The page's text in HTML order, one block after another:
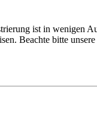
ist in
Beachte bitte